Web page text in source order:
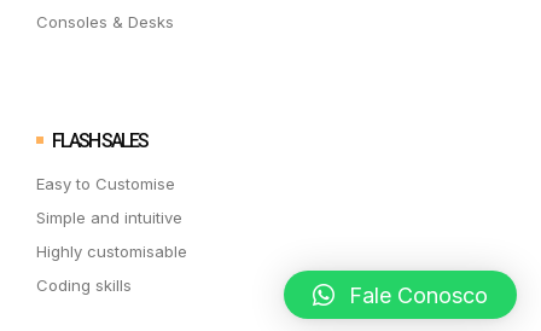
Consoles & Desks
FLASH SALES
Easy to Customise
Simple and intuitive
Highly customisable
Coding skills
Fale Conosco